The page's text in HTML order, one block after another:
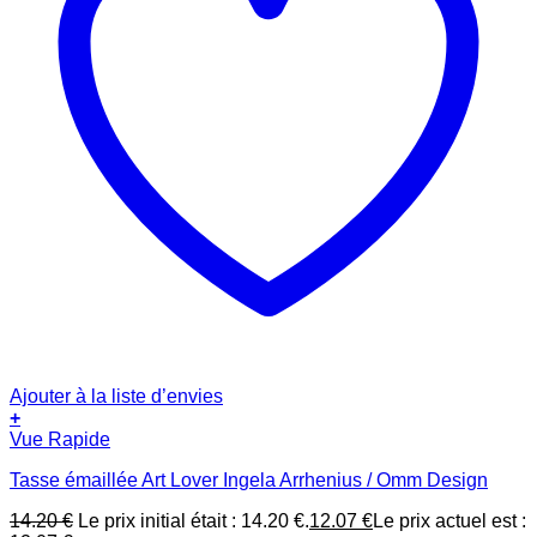
Ajouter à la liste d’envies
+
Vue Rapide
Tasse émaillée Art Lover Ingela Arrhenius / Omm Design
14.20€ Le prix initial était : 14.20 €.12.07 €Le prix actuel est :